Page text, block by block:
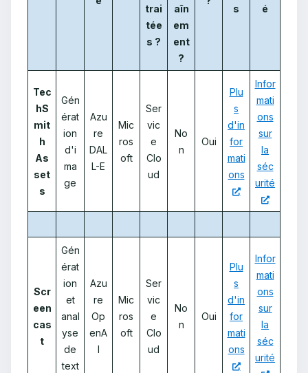
trai
tée
s ?
aîn
em
ent
?
s é
Tec
hS
mit
h
As
set
s
Gén
érat
ion
d'i
ma
ge
Azu
re
DAL
L-E
Mic
ros
oft
Ser
vic
e
Clo
ud
No
n
Oui
Plu
s
d'in
for
mati
ons
Infor
mati
ons
sur
la
séc
urité
Scr
een
cas
t
Gén
érat
ion
et
anal
yse
de
text
Azu
re
Op
enA
I
Mic
ros
oft
Ser
vic
e
Clo
ud
No
n
Oui
Plu
s
d'in
for
mati
ons
Infor
mati
ons
sur
la
séc
urité